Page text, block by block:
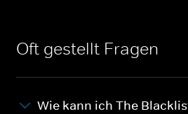
Oft gestellt Fragen
Wie kann ich The